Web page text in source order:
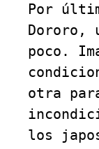
Por
Dororo,
poco.
otra